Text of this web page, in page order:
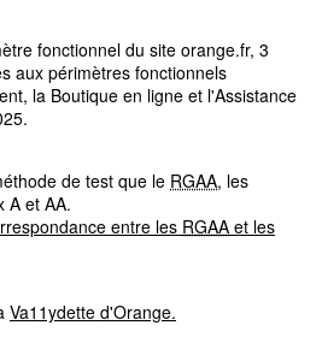
fonctionnel du site orange.fr, 3
aux périmètres fonctionnels
la Boutique en ligne et l'Assistance
de test que le RGAA, les
A et AA.
entre les RGAA et les
Va11ydette d'Orange.